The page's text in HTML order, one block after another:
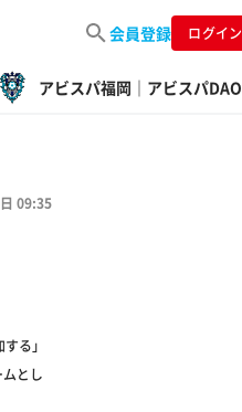
会員登録 ログイン
アビスパ福岡｜アビスパDAO
09:35
る」
とし